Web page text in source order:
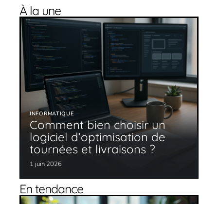
À la une
INFORMATIQUE
Comment bien choisir un
logiciel d’optimisation de
tournées et livraisons ?
1 juin 2026
En tendance